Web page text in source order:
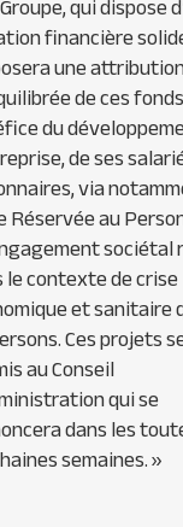
financière
une
de ces
du
de ses
via
Réservée au
sociétal
le contexte de crise
et sanitaire
Ces projets
au Conseil
qui se
dans les
semaines.»